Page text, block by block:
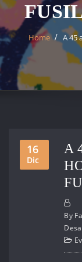
Home A 45
16
Dic
A
By